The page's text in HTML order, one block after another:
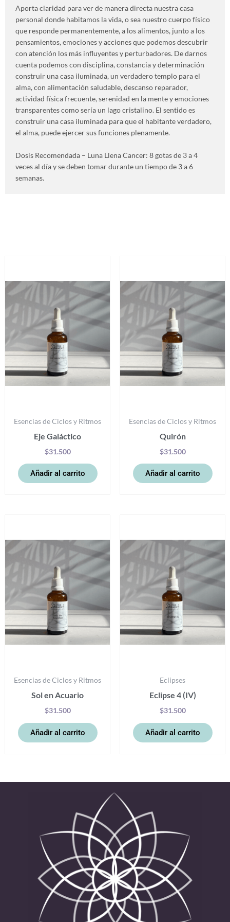
Aporta claridad para ver de manera directa nuestra casa
personal donde habitamos la vida, o sea nuestro cuerpo físico
que responde permanentemente, a los alimentos, junto a los
pensamientos, emociones y acciones que podemos descubrir
con atención los más influyentes y perturbadores. De darnos
cuenta podemos con disciplina, constancia y determinación
construir una casa iluminada, un verdadero templo para el
alma, con alimentación saludable, descanso reparador,
actividad física frecuente, serenidad en la mente y emociones
transparentes como sería un lago cristalino. El sentido es
construir una casa iluminada para que el habitante verdadero,
el alma, puede ejercer sus funciones plenamente.
Dosis Recomendada – Luna Llena Cancer: 8 gotas de 3 a 4
veces al día y se deben tomar durante un tiempo de 3 a 6
semanas.
Esencias de Ciclos y Ritmos
Eje Galáctico
$31.500
Añadir al carrito
Esencias de Ciclos y Ritmos
Quirón
$31.500
Añadir al carrito
Esencias de Ciclos y Ritmos
Sol en Acuario
$31.500
Añadir al carrito
Eclipses
Eclipse 4 (IV)
$31.500
Añadir al carrito